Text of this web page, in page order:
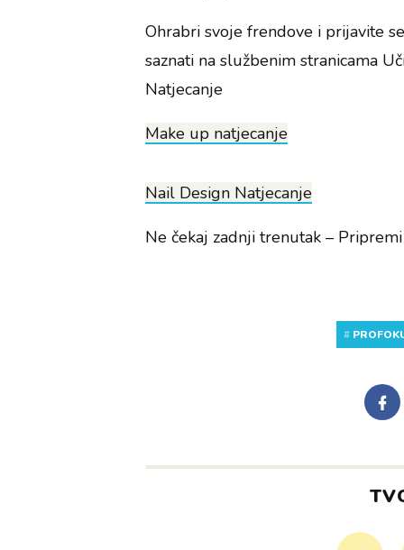
Ohrabri svoje frendove i prijavite
saznati na službenim stranicama
Natjecanje
Make up natjecanje
Nail Design Natjecanje
Ne čekaj zadnji trenutak –
#